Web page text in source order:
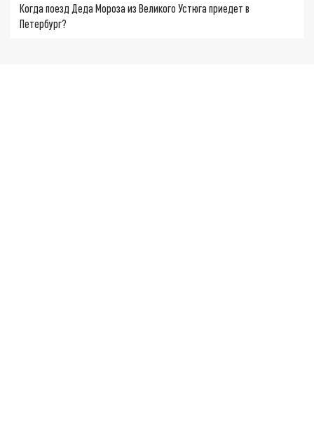
Когда поезд Деда Мороза из Великого Устюга приедет в
Петербург?